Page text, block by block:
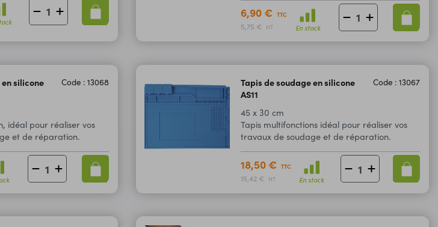
6,90 € TTC
5,75 € HT En stock
silicone
Code : 13068
idéal pour réaliser vos
et de réparation.
Tapis de soudage en silicone
AS11
Code : 13067
45 x 30 cm
Tapis multifonctions idéal pour réaliser vos
travaux de soudage et de réparation.
18,50 € TTC
15,42 € HT En stock